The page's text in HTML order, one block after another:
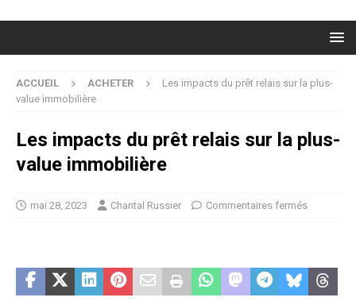
ACCUEIL ACHETER
Les impacts du prêt relais sur la plus-
value immobilière
Les impacts du prêt relais sur la plus-
value immobilière
mai 28, 2023 Chantal Russier Commentaires fermés